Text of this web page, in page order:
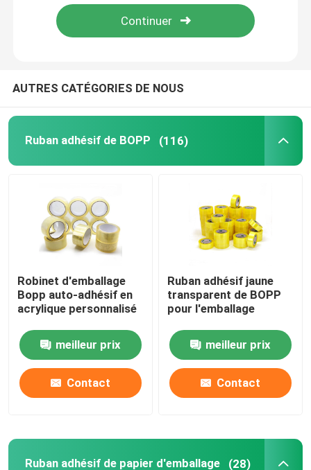
Produits
Ruban adhésif de BOPP
Ruban adhésif de PVC
Petit pain enorme de bande de BOPP
Ruban adhésif de fibre de verre
Petit pain de film de bout droit
Ruban adhésif de emballage
AUTRES CATÉGORIES DE NOUS
Ruban adhésif de BOPP (116)
Robinet d'emballage
Bopp auto-adhésif en
acrylique personnalisé
meilleur prix
Contact
Ruban adhésif jaune
transparent de BOPP
pour l'emballage
meilleur prix
Contact
Ruban adhésif de papier d'emballage (28)